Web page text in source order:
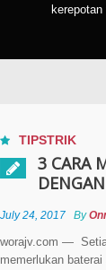
TIPSTRIK
3 CARA
July 24, 2017 By
worajv.com —
memerlukan